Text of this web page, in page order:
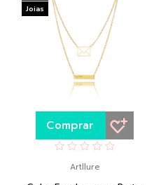
Comprar
Artllure
Joias